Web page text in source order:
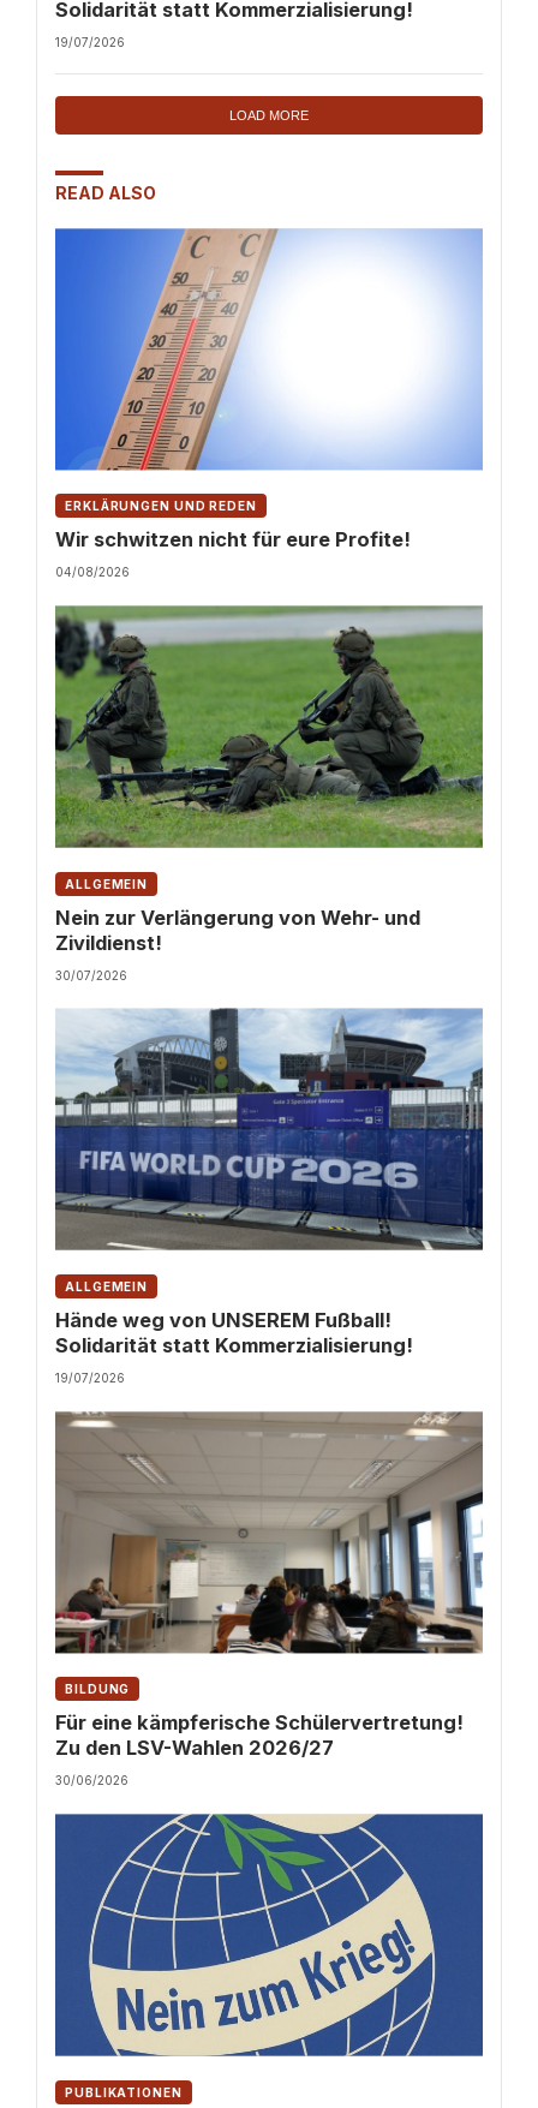
Solidarität statt Kommerzialisierung!
19/07/2026
LOAD MORE
READ ALSO
ERKLÄRUNGEN UND REDEN
Wir schwitzen nicht für eure Profite!
04/08/2026
ALLGEMEIN
Nein zur Verlängerung von Wehr- und
Zivildienst!
30/07/2026
ALLGEMEIN
Hände weg von UNSEREM Fußball!
Solidarität statt Kommerzialisierung!
19/07/2026
BILDUNG
Für eine kämpferische Schülervertretung!
Zu den LSV-Wahlen 2026/27
30/06/2026
PUBLIKATIONEN